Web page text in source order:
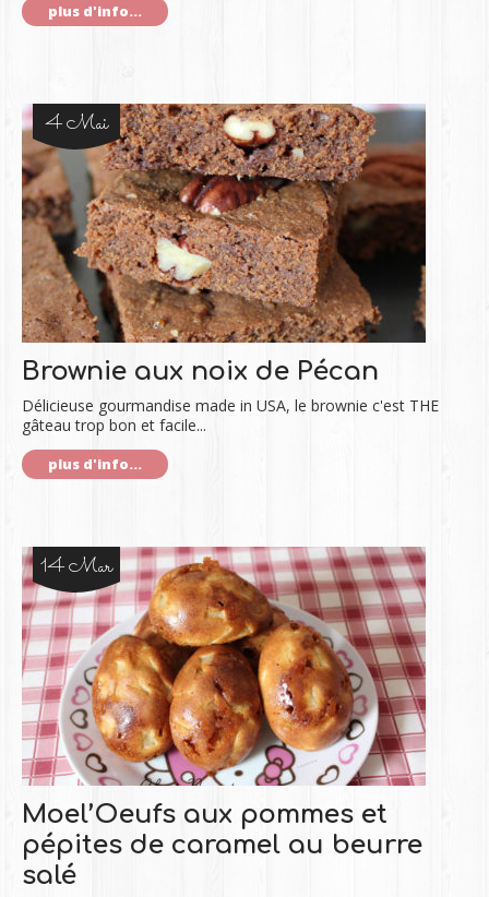
plus d'info...
4 Mai
Brownie aux noix de Pécan
Délicieuse gourmandise made in USA, le brownie c'est THE
gâteau trop bon et facile...
plus d'info...
14 Mar
Moel’Oeufs aux pommes et
pépites de caramel au beurre
salé